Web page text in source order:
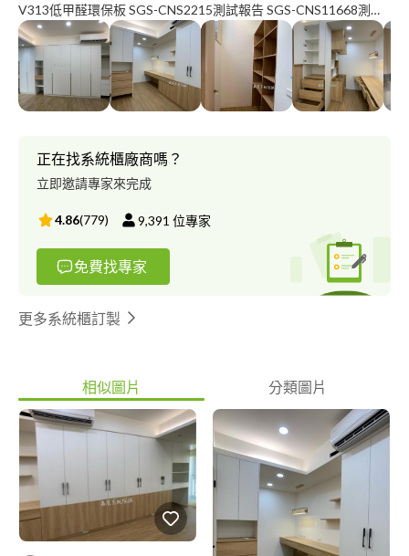
V313低甲醛環保板 SGS-CNS2215測試報告 SGS-CNS11668測試
報告 用最安全的材料 打造你最溫暖的家 #衣櫃 #鞋櫃 #櫥櫃 #浴櫃
只要有櫃就讓您不貴 新竹以北 丈量詢問計價請洽 小蔡☎️ :零九壹
壹-九八五-三四零 小蔡line: a 2 6 3 7 2 2 6 2 FB?嘉宸系統傢俱 線上
目錄提供參考 https://drive.google.com/drive/folders/1Ko-
oVsz7YaCjV1B4pOxEqfaXreMjmJBx?usp=sharing
正在找系統櫃廠商嗎？
立即邀請專家來完成
4.86(779) 9,391 位專家
免費找專家
更多系統櫃訂製
相似圖片 分類圖片